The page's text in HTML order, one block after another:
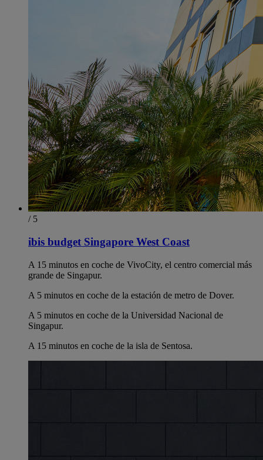
/ 5
ibis budget Singapore West Coast
A 15 minutos en coche de VivoCity, el centro comercial más
grande de Singapur.
A 5 minutos en coche de la estación de metro de Dover.
A 5 minutos en coche de la Universidad Nacional de
Singapur.
A 15 minutos en coche de la isla de Sentosa.